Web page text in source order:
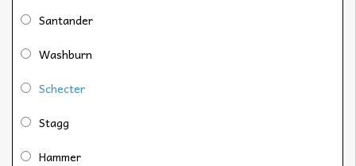
Santander
Washburn
Schecter
Stagg
Hammer